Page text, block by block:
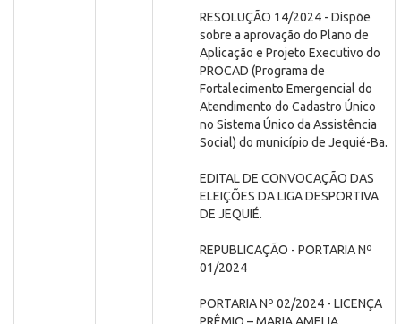
RESOLUÇÃO 14/2024 - Dispõe
sobre a aprovação do Plano de
Aplicação e Projeto Executivo do
PROCAD (Programa de
Fortalecimento Emergencial do
Atendimento do Cadastro Único
no Sistema Único da Assistência
Social) do município de Jequié-Ba.
EDITAL DE CONVOCAÇÃO DAS
ELEIÇÕES DA LIGA DESPORTIVA
DE JEQUIÉ.
REPUBLICAÇÃO - PORTARIA Nº
01/2024
PORTARIA Nº 02/2024 - LICENÇA